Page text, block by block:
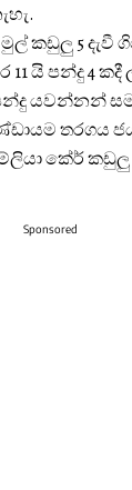
කඩුලු 5 දැවී
යි පන්දු 4
යවන්නන්
තරගය
කේර් කඩුලු
Sponsored